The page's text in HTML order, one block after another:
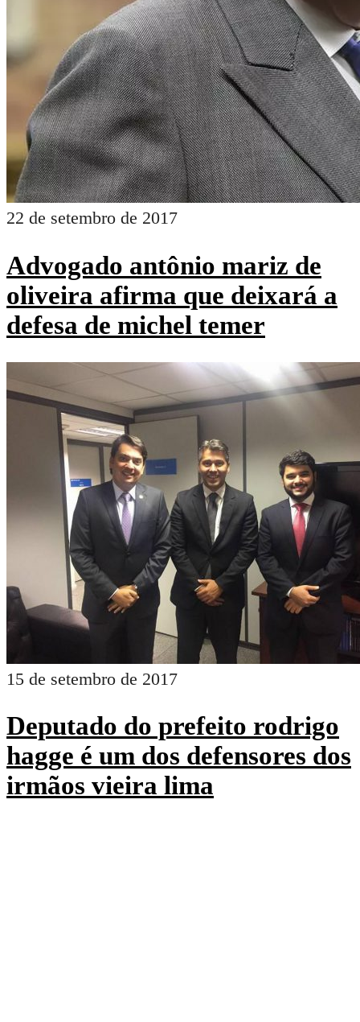
22 de setembro de 2017
Advogado antônio mariz de
oliveira afirma que deixará a
defesa de michel temer
15 de setembro de 2017
Deputado do prefeito rodrigo
hagge é um dos defensores dos
irmãos vieira lima